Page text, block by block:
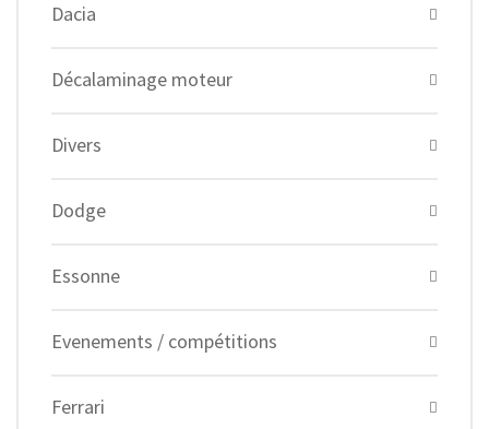
Dacia
Décalaminage moteur
Divers
Dodge
Essonne
Evenements / compétitions
Ferrari